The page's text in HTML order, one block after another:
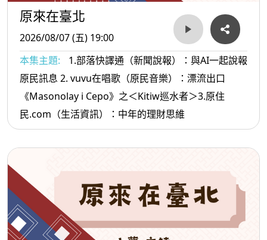
原來在臺北
2026/08/07 (五) 19:00
本集主題:
1.部落快譯通（新聞說報）：與AI一起說報
原民訊息 2. vuvu在唱歌（原民音樂）：漂流出口
《Masonolay i Cepo》之＜Kitiw巡水者＞3.原住
民.com（生活資訊）：中年的理財思維